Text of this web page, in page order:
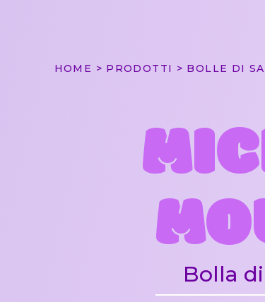
HOME PRODOTTI BOLLE DI
Bolla